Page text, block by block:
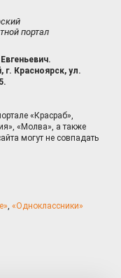
портал
г. Красноярск, ул.
«Красраб»,
«Молва», а также
могут не совпадать
«Одноклассники»